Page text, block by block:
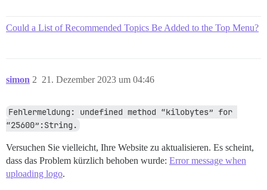
Could a List of Recommended Topics Be Added to the Top Menu?
simon 21. Dezember 2023 um 04:46
2
Fehlermeldung: undefined method “kilobytes” for
“25600”:String.
Versuchen Sie vielleicht, Ihre Website zu aktualisieren. Es scheint,
dass das Problem kürzlich behoben wurde: Error message when
uploading logo.